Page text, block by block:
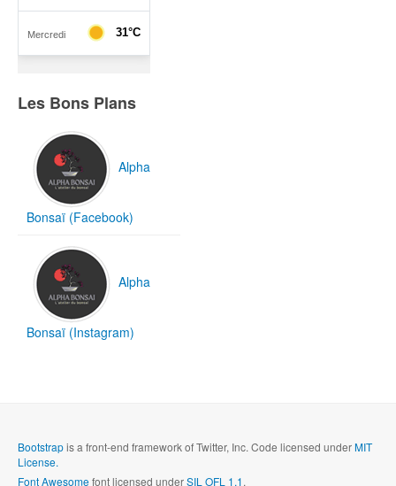
Les Bons Plans
Alpha
Bonsaï (Facebook)
Alpha
Bonsaï (Instagram)
Bootstrapis a front-end framework of Twitter, Inc. Code licensed underMIT
License.
Font Awesomefont licensed underSIL OFL 1.1.